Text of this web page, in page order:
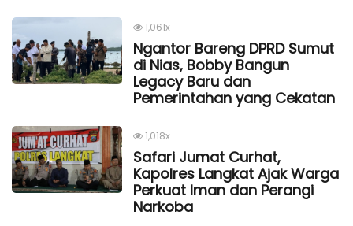
1,061x
Ngantor Bareng DPRD Sumut
di Nias, Bobby Bangun
Legacy Baru dan
Pemerintahan yang Cekatan
1,018x
Safari Jumat Curhat,
Kapolres Langkat Ajak Warga
Perkuat Iman dan Perangi
Narkoba